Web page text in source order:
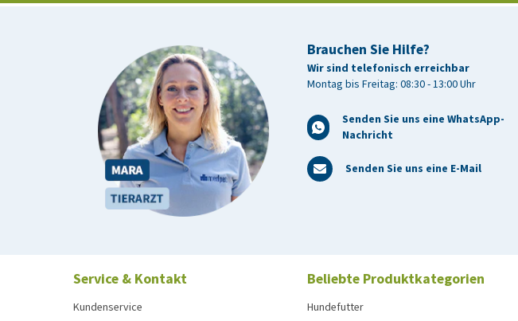
Brauchen Sie Hilfe?
Wir sind telefonisch erreichbar
Montag bis Freitag: 08:30 - 13:00 Uhr
Senden Sie uns eine WhatsApp-
Nachricht
Senden Sie uns eine E-Mail
Service & Kontakt
Kundenservice
Beliebte Produktkategorien
Hundefutter